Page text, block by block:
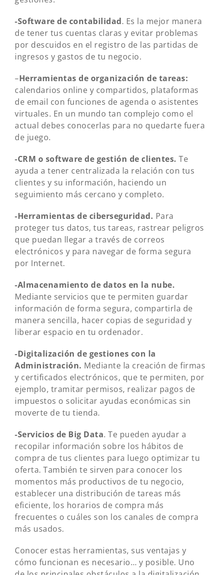
-Software de contabilidad. Es la mejor manera
de tener tus cuentas claras y evitar problemas
por descuidos en el registro de las partidas de
ingresos y gastos de tu negocio.
–Herramientas de organización de tareas:
calendarios online y compartidos, plataformas
de email con funciones de agenda o asistentes
virtuales. En un mundo tan complejo como el
actual debes conocerlas para no quedarte fuera
de juego.
-CRM o software de gestión de clientes. Te
ayuda a tener centralizada la relación con tus
clientes y su información, haciendo un
seguimiento más cercano y completo.
-Herramientas de ciberseguridad. Para
proteger tus datos, tus tareas, rastrear peligros
que puedan llegar a través de correos
electrónicos y para navegar de forma segura
por Internet.
-Almacenamiento de datos en la nube.
Mediante servicios que te permiten guardar
información de forma segura, compartirla de
manera sencilla, hacer copias de seguridad y
liberar espacio en tu ordenador.
-Digitalización de gestiones con la
Administración. Mediante la creación de firmas
y certificados electrónicos, que te permiten, por
ejemplo, tramitar permisos, realizar pagos de
impuestos o solicitar ayudas económicas sin
moverte de tu tienda.
-Servicios de Big Data. Te pueden ayudar a
recopilar información sobre los hábitos de
compra de tus clientes para luego optimizar tu
oferta. También te sirven para conocer los
momentos más productivos de tu negocio,
establecer una distribución de tareas más
eficiente, los horarios de compra más
frecuentes o cuáles son los canales de compra
más usados.
Conocer estas herramientas, sus ventajas y
cómo funcionan es necesario… y posible. Uno